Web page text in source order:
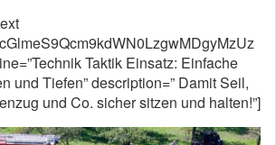
Taktik Einsatz: Einfache
und Tiefen” description=” Damit Seil,
und Co. sicher sitzen und halten!”]